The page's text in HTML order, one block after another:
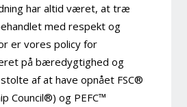
har altid været, at træ
med respekt og
er vores policy for
på bæredygtighed og
af at have opnået FSC®
Council®) og PEFC™